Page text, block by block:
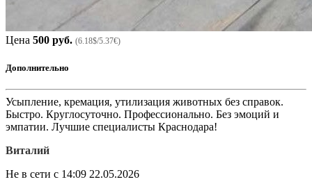
Цена 500 руб. (6.18$/5.37€)
Дополнительно
Усыпление, кремация, утилизация животных без справок.
Быстро. Круглосуточно. Профессионально. Без эмоций и
эмпатии. Лучшие специалисты Краснодара!
Виталий
Не в сети с 14:09 22.05.2026